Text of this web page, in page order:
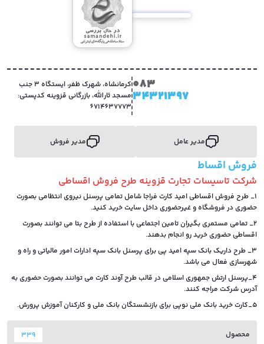
083
34321397
کرمانشاه، شهرک ظفر، ایستگاه 3 جنب
مسجد ثارالله، بازرگانی قزوینه کدپستی:
6714637773
مدیر عامل مدیر فروش
فروش اقساط
شرکت تاسیسات تجارت قزوینه طرح فروش اقساطی
1_ طرح فروش اقساطی امید کارت فراجا شامل تمامی پرسنل نیروی انتظامی بصورت
حضوری در فروشگاه و غیرحضوری داخل سایت خرید کنید.
2_ تمامی مستمری بگیران تامین اجتماعی با استفاده از طرح بتا می توانند بصورت
اقساطی حضوری خرید رو انجام بدهند.
3_ طرح داریک بانک سپه امید پی برای پرسنل بانک سپه ادارات امور مالیاتی و راه و
شهرسازی فعال می باشد.
4_پرسنل ارتش جمهوری اسلامی در قالب طرح آوند کارت می توانند بصورت حضوری به
آدرس شرکت مراجه کنند.
5_کارت خرید بانک ملی نوپی برای بازنشستگان بانک ملی و کارکنان آموزش پرورش.
339 محصول